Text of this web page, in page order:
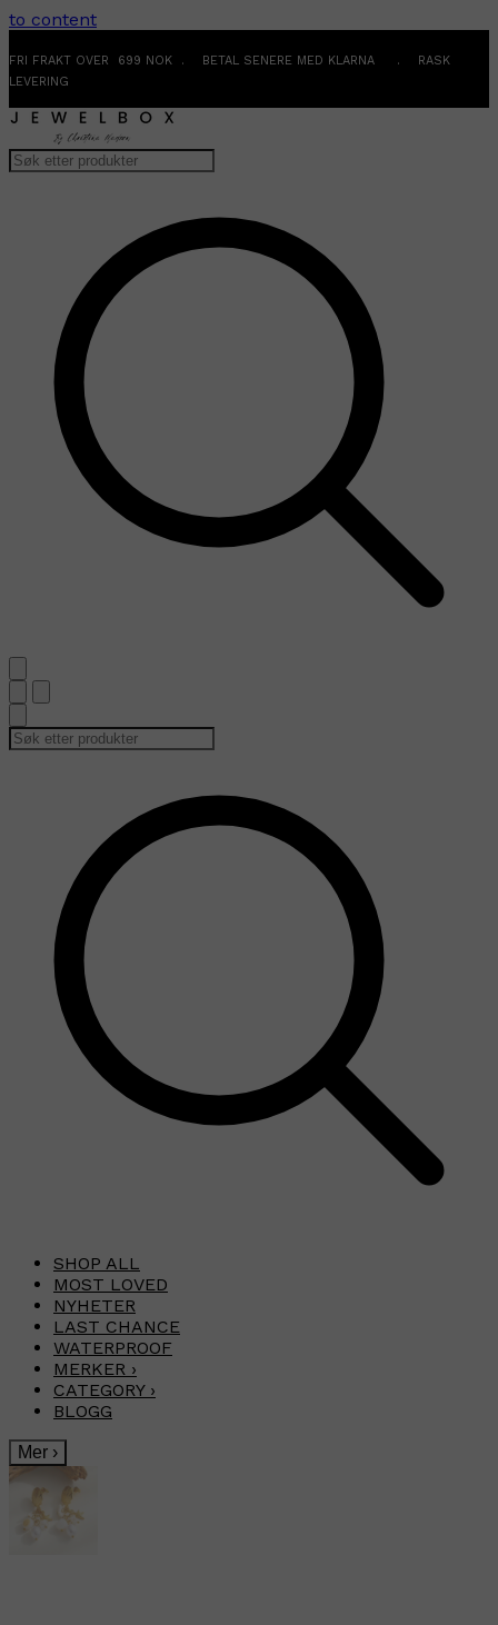
to content
FRI FRAKT OVER 699 NOK . BETAL SENERE MED KLARNA . RASK
LEVERING
SHOP ALL
MOST LOVED
NYHETER
LAST CHANCE
WATERPROOF
MERKER ›
CATEGORY ›
BLOGG
Mer ›